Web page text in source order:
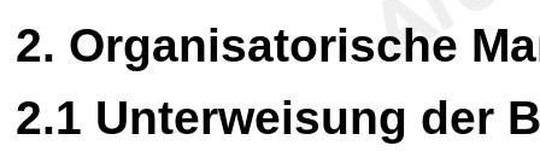
2. Organisatorische
2.1 Unterweisung der